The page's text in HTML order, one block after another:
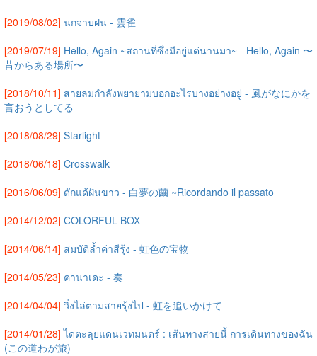
[2019/08/02] นกจาบฝน - 雲雀
[2019/07/19] Hello, Again ~สถานที่ซึ่งมีอยู่แต่นานมา~ - Hello, Again 〜
昔からある場所〜
[2018/10/11] สายลมกำลังพยายามบอกอะไรบางอย่างอยู่ - 風がなにかを
言おうとしてる
[2018/08/29] Starlight
[2018/06/18] Crosswalk
[2016/06/09] ดักแด้ฝันขาว - 白夢の繭 ~Ricordando il passato
[2014/12/02] COLORFUL BOX
[2014/06/14] สมบัติล้ำค่าสีรุ้ง - 虹色の宝物
[2014/05/23] คานาเดะ - 奏
[2014/04/04] วิ่งไล่ตามสายรุ้งไป - 虹を追いかけて
[2014/01/28] ไดตะลุยแดนเวทมนตร์ : เส้นทางสายนี้ การเดินทางของฉัน
(この道わが旅)